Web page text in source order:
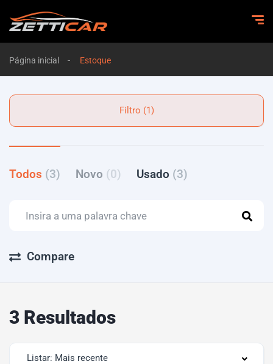
Página inicial Estoque
Filtro (1)
Todos (3) Novo (0) Usado (3)
Compare
3 Resultados
Listar: Mais recente